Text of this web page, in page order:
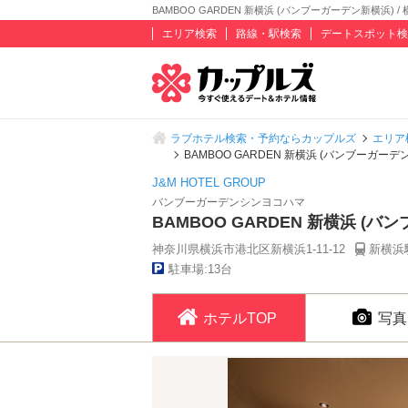
BAMBOO GARDEN 新横浜 (バンブーガーデン新横浜) /
エリア検索 路線・駅検索 デートスポット
ラブホテル検索・予約ならカップルズ
エリア
BAMBOO GARDEN 新横浜 (バンブーガーデ
J&M HOTEL GROUP
バンブーガーデンシンヨコハマ
BAMBOO GARDEN 新横浜 (バン
神奈川県横浜市港北区新横浜1-11-12
新横浜
駐車場:13台
ホテルTOP 写真